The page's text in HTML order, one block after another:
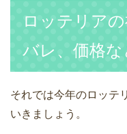
ロッテリア
バレ、価格な
それでは今年のロッテ
いきましょう。